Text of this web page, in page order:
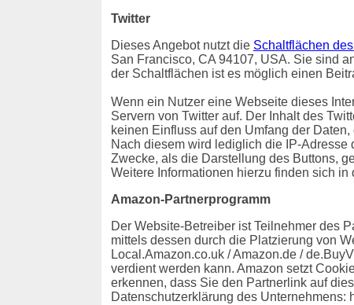
Twitter
Dieses Angebot nutzt die Schaltflächen
San Francisco, CA 94107, USA. Sie sind
der Schaltflächen ist es möglich einen
Wenn ein Nutzer eine Webseite dieses
Servern von Twitter auf. Der Inhalt des
keinen Einfluss auf den Umfang der
Nach diesem wird lediglich die IP-
Zwecke, als die Darstellung des Buttons,
Weitere Informationen hierzu finden sich in
Amazon-Partnerprogramm
Der Website-Betreiber ist Teilnehmer des
mittels dessen durch die Platzierung von
Local.Amazon.co.uk / Amazon.de /
verdient werden kann. Amazon setzt
erkennen, dass Sie den Partnerlink auf
Datenschutzerklärung des